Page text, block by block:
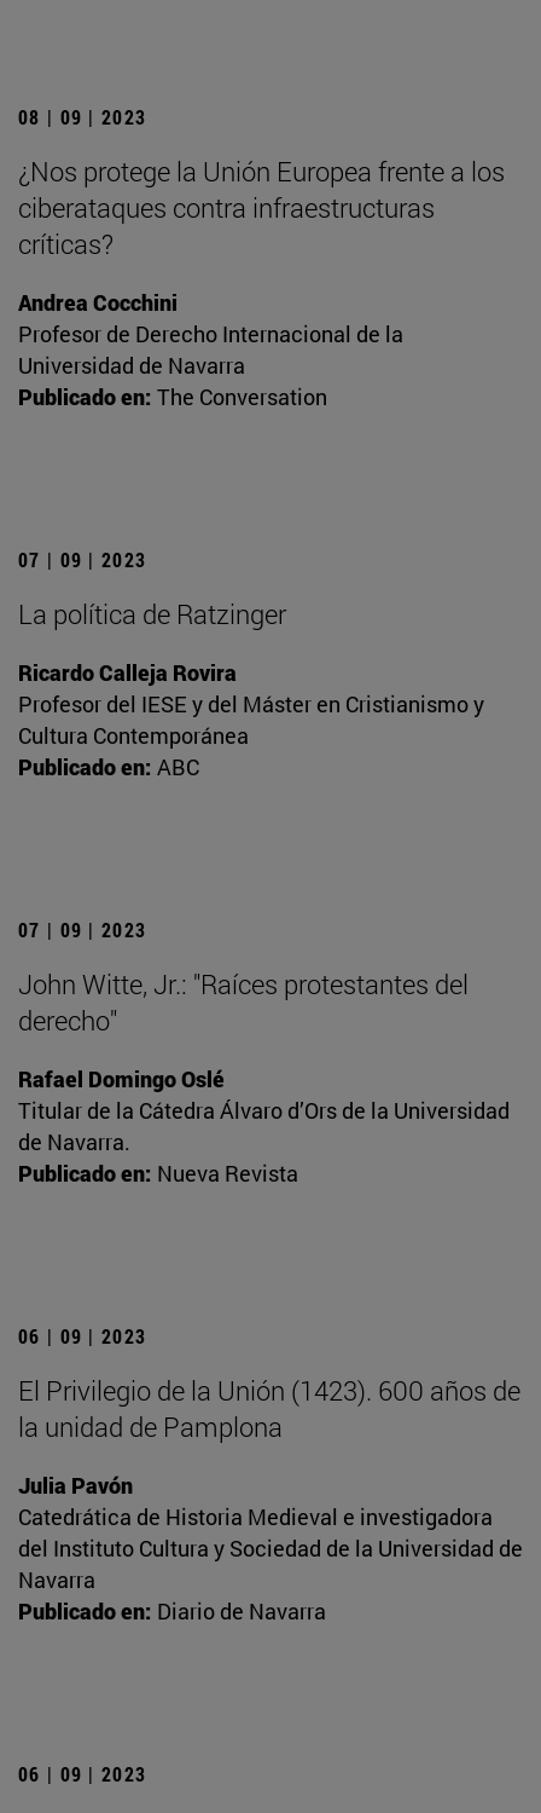
08 | 09 | 2023
¿Nos protege la Unión Europea frente a los
ciberataques contra infraestructuras
críticas?
Andrea Cocchini
Profesor de Derecho Internacional de la
Universidad de Navarra
Publicado en: The Conversation
07 | 09 | 2023
La política de Ratzinger
Ricardo Calleja Rovira
Profesor del IESE y del Máster en Cristianismo y
Cultura Contemporánea
Publicado en: ABC
07 | 09 | 2023
John Witte, Jr.: "Raíces protestantes del
derecho"
Rafael Domingo Oslé
Titular de la Cátedra Álvaro d’Ors de la Universidad
de Navarra.
Publicado en: Nueva Revista
06 | 09 | 2023
El Privilegio de la Unión (1423). 600 años de
la unidad de Pamplona
Julia Pavón
Catedrática de Historia Medieval e investigadora
del Instituto Cultura y Sociedad de la Universidad de
Navarra
Publicado en: Diario de Navarra
06 | 09 | 2023